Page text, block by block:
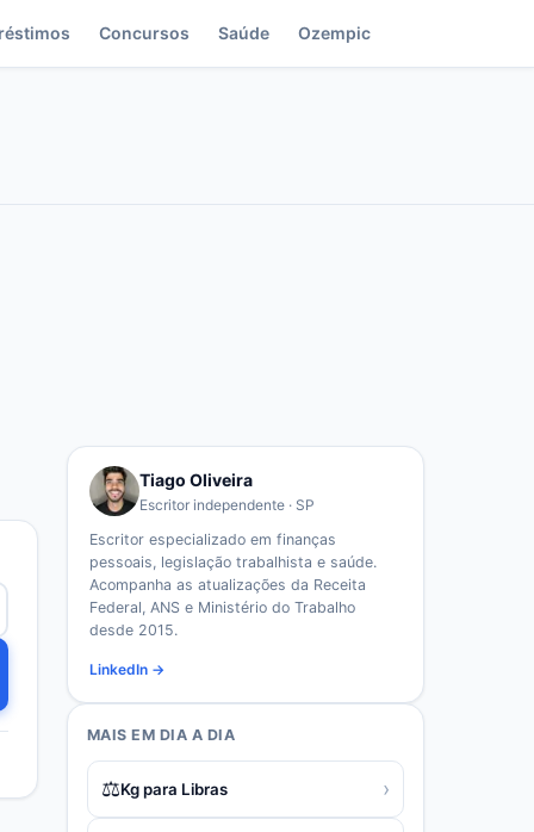
Concursos Saúde Ozempic
Tiago Oliveira
Escritor independente · SP
Escritor especializado em finanças
pessoais, legislação trabalhista e saúde.
Acompanha as atualizações da Receita
Federal, ANS e Ministério do Trabalho
desde 2015.
LinkedIn →
MAIS EM DIA A DIA
⚖️Kg para Libras ›